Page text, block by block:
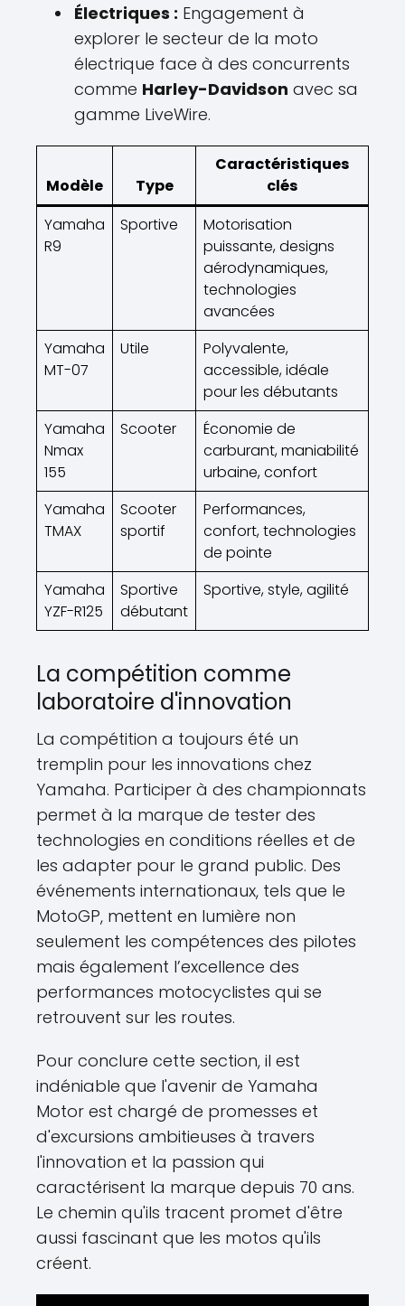
Électriques : Engagement à
explorer le secteur de la moto
électrique face à des concurrents
comme Harley-Davidson avec sa
gamme LiveWire.
Modèle Type
Caractéristiques
clés
Yamaha
R9
Sportive
Motorisation
puissante, designs
aérodynamiques,
technologies
avancées
Yamaha
MT-07
Utile
Polyvalente,
accessible, idéale
pour les débutants
Yamaha
Nmax
155
Scooter
Économie de
carburant, maniabilité
urbaine, confort
Yamaha
TMAX
Scooter
sportif
Performances,
confort, technologies
de pointe
Yamaha
YZF-R125
Sportive
débutant
Sportive, style, agilité
La compétition comme
laboratoire d'innovation
La compétition a toujours été un
tremplin pour les innovations chez
Yamaha. Participer à des championnats
permet à la marque de tester des
technologies en conditions réelles et de
les adapter pour le grand public. Des
événements internationaux, tels que le
MotoGP, mettent en lumière non
seulement les compétences des pilotes
mais également l’excellence des
performances motocyclistes qui se
retrouvent sur les routes.
Pour conclure cette section, il est
indéniable que l'avenir de Yamaha
Motor est chargé de promesses et
d'excursions ambitieuses à travers
l'innovation et la passion qui
caractérisent la marque depuis 70 ans.
Le chemin qu'ils tracent promet d'être
aussi fascinant que les motos qu'ils
créent.